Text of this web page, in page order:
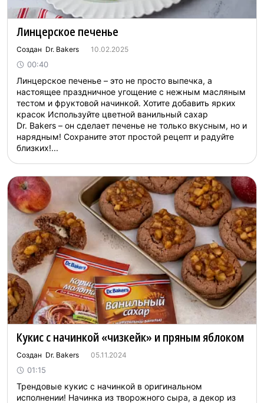
Линцерское печенье
Создан Dr. Bakers 10.02.2025
00:40
Линцерское печенье – это не просто выпечка, а
настоящее праздничное угощение с нежным масляным
тестом и фруктовой начинкой. Хотите добавить ярких
красок Используйте цветной ванильный сахар
Dr. Bakers – он сделает печенье не только вкусным, но и
нарядным! Сохраните этот простой рецепт и радуйте
близких!...
Кукис с начинкой «чизкейк» и пряным яблоком
Создан Dr. Bakers 05.11.2024
01:15
Трендовые кукис с начинкой в оригинальном
исполнении! Начинка из творожного сыра, а декор из